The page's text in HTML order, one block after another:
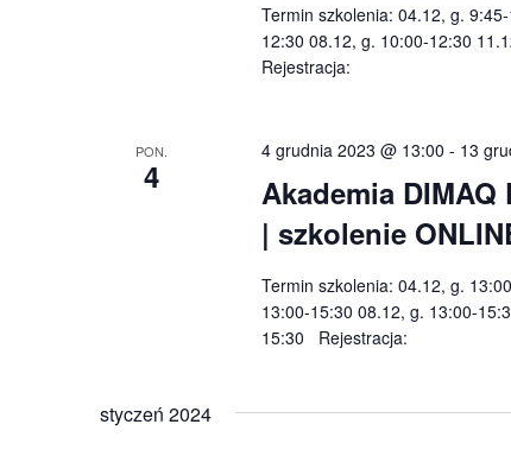
Termin szkolenia: 04.12, g.
12:30 08.12, g. 10:00-12:30
Rejestracja:
PON.
4
Akademia
| szkolenie
4 grudnia 2023 @ 13:00 - 13
Termin szkolenia: 04.12, g.
13:00-15:30 08.12, g. 13:00-
15:30 Rejestracja:
styczeń 2024